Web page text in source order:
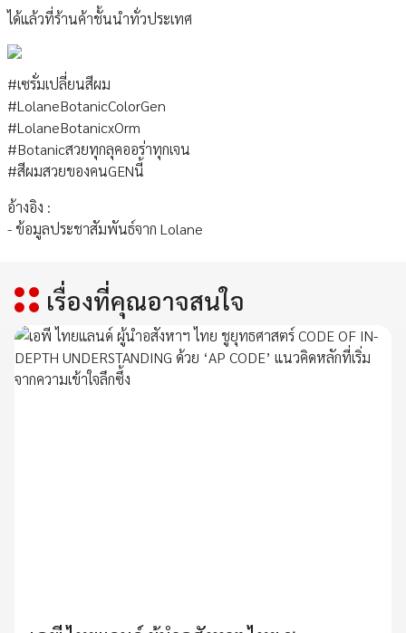
ได้แล้วที่ร้านค้าชั้นนำทั่วประเทศ
#เซรั่มเปลี่ยนสีผม
#LolaneBotanicColorGen
#LolaneBotanicxOrm
#Botanicสวยทุกลุคออร่าทุกเจน
#สีผมสวยของคนGENนี้
อ้างอิง :
- ข้อมูลประชาสัมพันธ์จาก Lolane
เรื่องที่คุณอาจสนใจ